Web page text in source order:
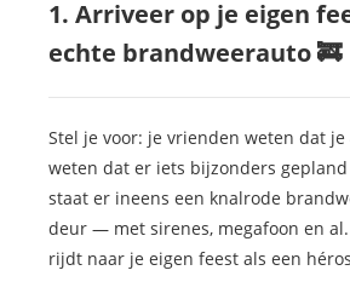
1. Arriveer op je eigen
echte brandweerauto 🚒
Stel je voor: je vrienden weten dat je
weten dat er iets bijzonders
staat er ineens een knalrode
deur — met sirenes, megafoon en
rijdt naar je eigen feest als een